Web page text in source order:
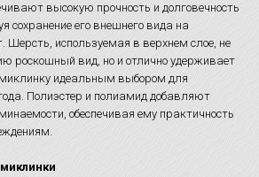
высокую прочность и долговечность
сохранение его внешнего вида на
Шерсть, используемая в верхнем слое, не
роскошный вид, но и отлично удерживает
идеальным выбором для
Полиэстер и полиамид добавляют
обеспечивая ему практичность